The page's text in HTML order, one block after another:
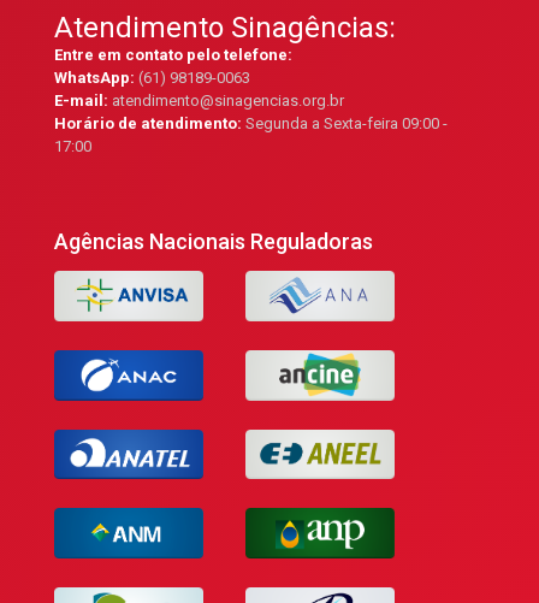
Atendimento Sinagências:
Entre em contato pelo telefone:
WhatsApp: (61) 98189-0063
E-mail: atendimento@sinagencias.org.br
Horário de atendimento: Segunda a Sexta-feira 09:00 -
17:00
Agências Nacionais Reguladoras